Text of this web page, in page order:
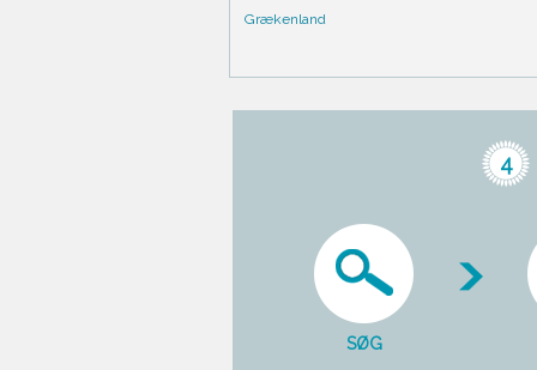
Grækenland
4
SØG